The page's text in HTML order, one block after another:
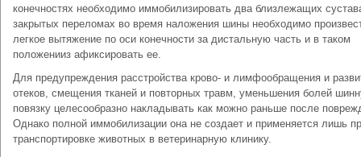
конечностях необходимо иммобилизировать два близлежащих
закрытых переломах во время наложения шины необходимо
легкое вытяжение по оси конечности за дистальную часть и в таком
положенииз афиксировать ее.
Для предупреждения расстройства крово- и лимфообращения и
отеков, смещения тканей и повторных травм, уменьшения болей
повязку целесообразно накладывать как можно раньше после
Однако полной иммобилизации она не создает и применяется лишь
транспортировке животных в ветеринарную клинику.